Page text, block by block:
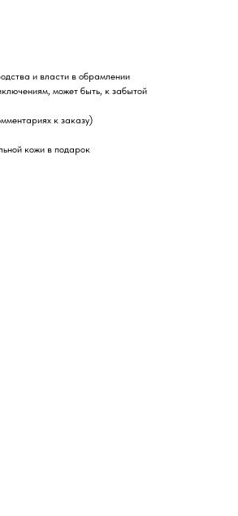
и власти в обрамлении
может быть, к забытой
к заказу)
кожи в подарок